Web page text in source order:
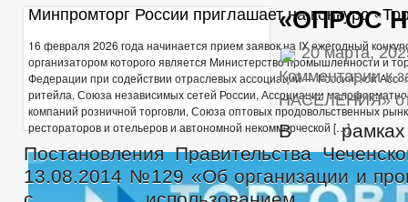
МЕСТНЫЕ НАЛОГИ
СТАТИСТИЧЕСКИЕ ДАННЫЕ
КОМИССИИ
РАБОЧАЯ ГРУППА АНК
РАБОЧАЯ
РАБОЧАЯ ГРУППА ПО ПРОФИЛАКТИКЕ ПРАВОНАРУШЕНИЙ
КОМИССИЯ ПО СПИСАНИЮ ЗАДОЛЖЕННОСТИ ПО ПЛАТЕЖАМ В
ОБЩЕСТВЕННЫЙ СОВЕТ ПО РАССМОТРЕНИЮ ВОПРОСОВ
ИНФОРМАЦИЯ О ЛИЦАХ, ПРОПАВШИХ БЕЗ ВЕСТИ
ТЕКСТЫ
ЦЕЛЕВЫЕ ПРОГРАММЫ
ЗАКУПКА ТОВАРОВ, РАБОТ И УСЛУГ
РЕЕСТР МУНИЦИПАЛЬНОГО ИМУЩЕСТВА
ДЕПУТАТЫ
СТРУКТУРА, ПОЛНОМОЧИЯ,
Минпромторг России приглашает на конкурс
16 февраля 2026 года начинается прием заявок на IX ежегодный
организатором которого является Министерство промышленности и
Федерации при содействии отраслевых ассоциаций — Российской
ритейла, Союза независимых сетей России, Ассоциации
компаний розничной торговли, Союза оптовых продовольственных
рестораторов и отельеров и автономной некоммерческой […]
«ОПРОС
20 марта,
Комментариик
НАСЕЛЕНИЯ»
В рамках
Постановления Правительства
13.08.2014 №129 «Об организации и